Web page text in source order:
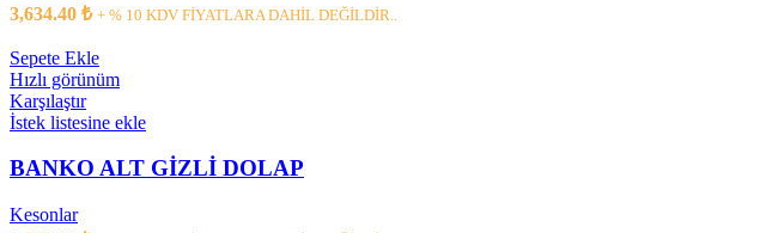
3,634.40 ₺ + % 10 KDV FİYATLARA DAHİL DEĞİLDİR..
Sepete Ekle
Hızlı görünüm
Karşılaştır
İstek listesine ekle
BANKO ALT GİZLİ DOLAP
Kesonlar